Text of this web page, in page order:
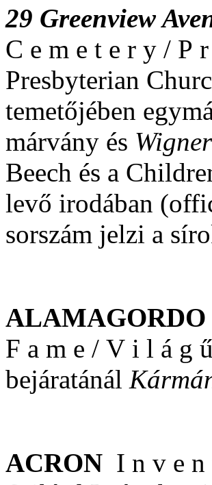
29 Greenview
C e m e t e r y / P
Presbyterian
temetőjében
márvány és
Beech és a
levő irodában
sorszám jelzi a
ALAMAGORDO
F a m e / V i l á g
bejáratánál
ACRON I n v e